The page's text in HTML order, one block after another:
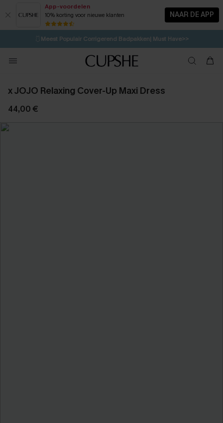
App-voordelen
10% korting voor nieuwe klanten NAAR DE APP
⚡️LAATSTE KANS | Tot 50% korting>>
🩱Meest Populair Corrigerend Badpakken| Must Have>>
💌Abonneer je & ontvang tot 15% korting>>
Koop 3, krijg 15% korting | CODE: SW15
x JOJO Relaxing Cover-Up Maxi Dress
44,00 €